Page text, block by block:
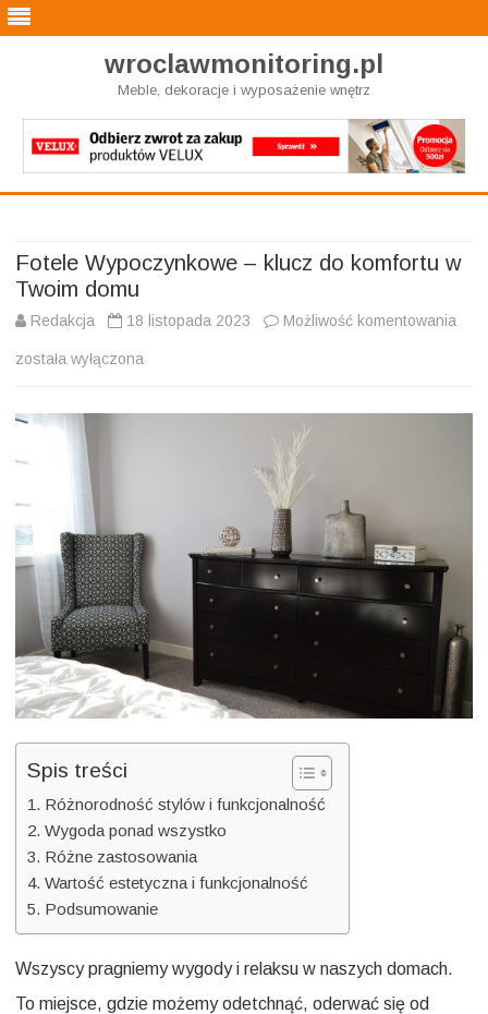
wroclawmonitoring.pl
Meble, dekoracje i wyposażenie wnętrz
Fotele Wypoczynkowe – klucz do komfortu w
Twoim domu
Redakcja 18 listopada 2023 Możliwość komentowania
została wyłączona
Spis treści
Różnorodność stylów i funkcjonalność
Wygoda ponad wszystko
Różne zastosowania
Wartość estetyczna i funkcjonalność
Podsumowanie
Wszyscy pragniemy wygody i relaksu w naszych domach.
To miejsce, gdzie możemy odetchnąć, oderwać się od